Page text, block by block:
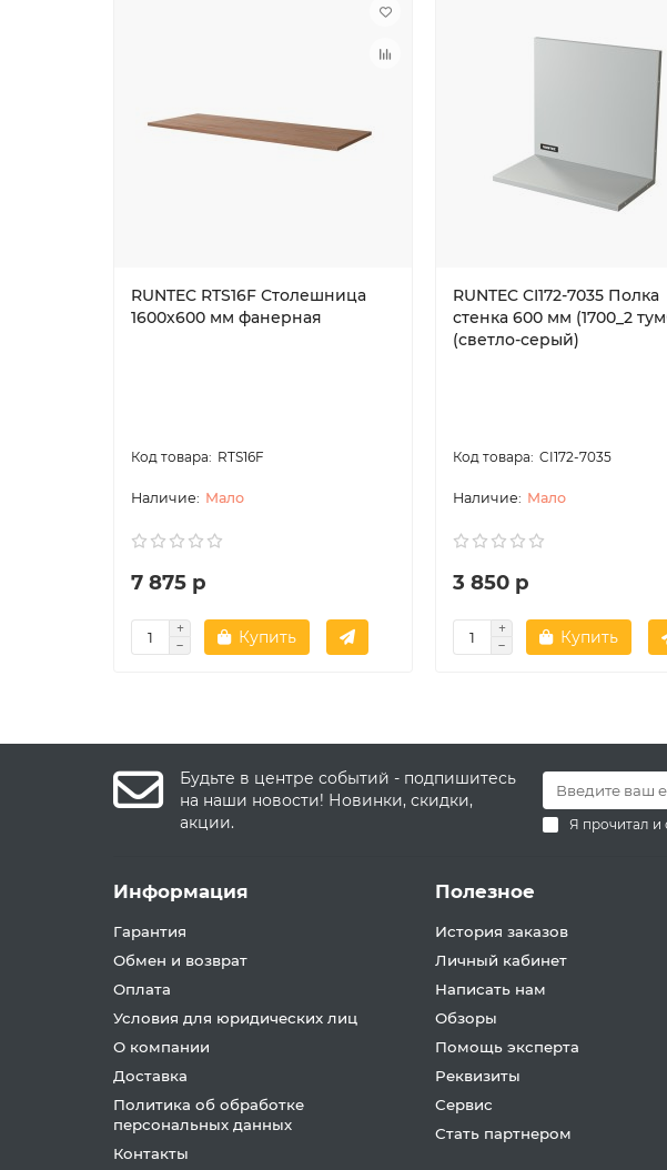
RUNTEC RTS16F Столешница
1600х600 мм фанерная
RTS16F
Мало
7 875 р
Купить
RUNTEC CI172-7035 Полка
стенка 600 мм (1700_2
(светло-серый)
CI172-7035
Мало
3 850 р
Купить
Будьте в центре событий - подпишитесь
на наши новости! Новинки, скидки,
акции.
Я прочитал и
Информация
Гарантия
Обмен и возврат
Оплата
Условия для юридических лиц
О компании
Доставка
Политика об обработке
персональных данных
Контакты
Полезное
История заказов
Личный кабинет
Написать нам
Обзоры
Помощь эксперта
Реквизиты
Сервис
Стать партнером